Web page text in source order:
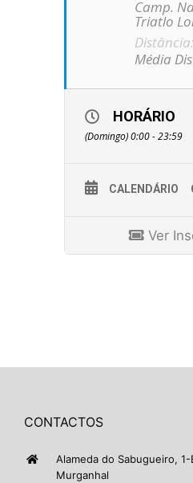
Camp.
Triatlo
Distância:
Média
HORÁRIO
(Domingo) 0:00 - 23:59
CALENDÁRIO
Ver
CONTACTOS
Alameda do Sabugueiro, 1-
Murganhal